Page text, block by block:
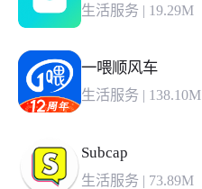
生活服务 | 19.29M
一喂顺风车
生活服务 | 138.10M
Subcap
生活服务 | 73.89M